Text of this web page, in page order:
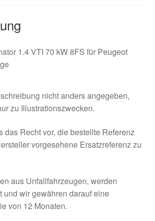
1.4 VTI 70 kW 8FS für Peugeot
nicht anders angegeben,
zu Illustrationszwecken.
das Recht vor, die bestellte Referenz
vorgesehene Ersatzreferenz zu
aus Unfallfahrzeugen, werden
und wir gewähren darauf eine
von 12 Monaten.